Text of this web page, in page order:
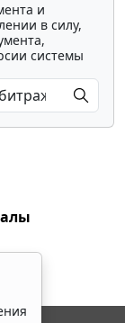
и
в силу,
системы